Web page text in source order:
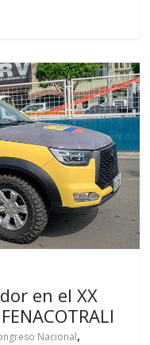
en el XX
Nacional,